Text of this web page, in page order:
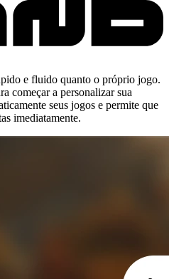
e fluido quanto o próprio jogo.
começar a personalizar sua
seus jogos e permite que
imediatamente.